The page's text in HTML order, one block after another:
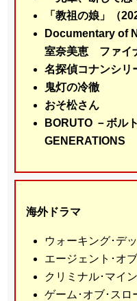
「教祖の娘」（
Documentary of
室奈美恵 ファイ
名探偵コナンシリ
鬼灯の冷徹
おそ松さん
BORUTO －ボル
GENERATIONS
海外ドラマ
ウォーキング･デ
エージェント･オ
クリミナル･マイ
ゲーム･オブ･スロ